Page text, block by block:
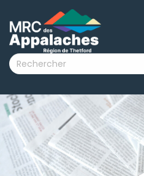
submenu (La MRC )
submenu (Citoyens )
submenu (Visiteurs )
submenu (Nouvelles )
submenu (Documentation )